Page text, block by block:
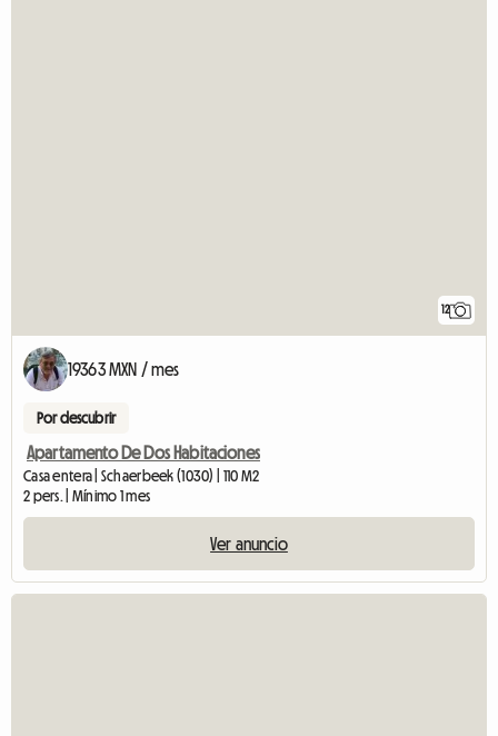
12
19363 MXN / mes
Por descubrir
Apartamento De Dos Habitaciones
Casa entera | Schaerbeek (1030) | 110 M2
2 pers. | Mínimo 1 mes
Ver anuncio